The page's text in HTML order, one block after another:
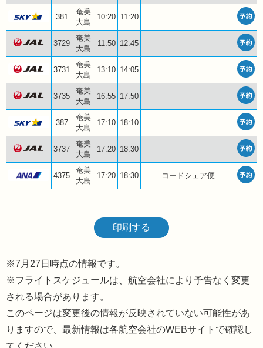
381
奄美
大島
10:20 11:20
3729
奄美
大島
11:50 12:45
3731
奄美
大島
13:10 14:05
3735
奄美
大島
16:55 17:50
387
奄美
大島
17:10 18:10
3737
奄美
大島
17:20 18:30
4375
奄美
大島
17:20 18:30 コードシェア便
印刷する
7月27日時点の情報です。
※フライトスケジュールは、航空会社により予告なく変更
される場合があります。
このページは変更後の情報が反映されていない可能性があ
りますので、最新情報は各航空会社のWEBサイトで確認し
てください。